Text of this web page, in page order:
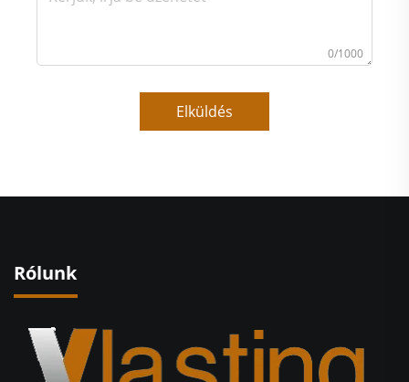
0/1000
Elküldés
Rólunk